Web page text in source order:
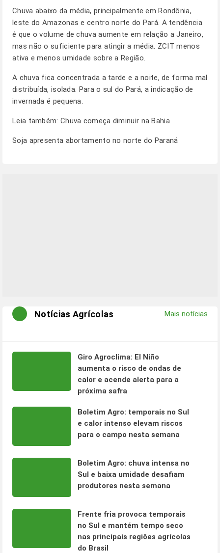
Chuva abaixo da média, principalmente em Rondônia,
leste do Amazonas e centro norte do Pará. A tendência
é que o volume de chuva aumente em relação a Janeiro,
mas não o suficiente para atingir a média. ZCIT menos
ativa e menos umidade sobre a Região.
A chuva fica concentrada a tarde e a noite, de forma mal
distribuída, isolada. Para o sul do Pará, a indicação de
invernada é pequena.
Leia também: Chuva começa diminuir na Bahia
Soja apresenta abortamento no norte do Paraná
Notícias Agrícolas Mais notícias
Giro Agroclima: El Niño
aumenta o risco de ondas de
calor e acende alerta para a
próxima safra
Boletim Agro: temporais no Sul
e calor intenso elevam riscos
para o campo nesta semana
Boletim Agro: chuva intensa no
Sul e baixa umidade desafiam
produtores nesta semana
Frente fria provoca temporais
no Sul e mantém tempo seco
nas principais regiões agrícolas
do Brasil